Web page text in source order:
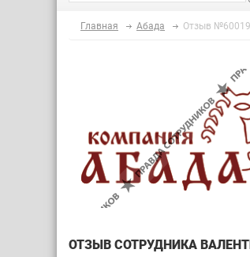
Главная Абада Отзыв
ОТЗЫВ СОТРУДНИКА